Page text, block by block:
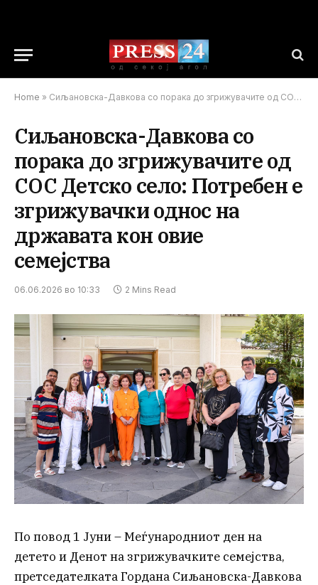
Home » Сиљановска-Давкова со порака до згрижувачите од СОС Детско село: Потребен е згрижувачки однос на државата кон овие семејства
Сиљановска-Давкова со
порака до згрижувачите од
СОС Детско село: Потребен е
згрижувачки однос на
државата кон овие
семејства
06.06.2026 во 10:33 2 Mins Read
По повод 1 Јуни – Меѓународниот ден на
детето и Денот на згрижувачките семејства,
претседателката Гордана Сиљановска-Давкова